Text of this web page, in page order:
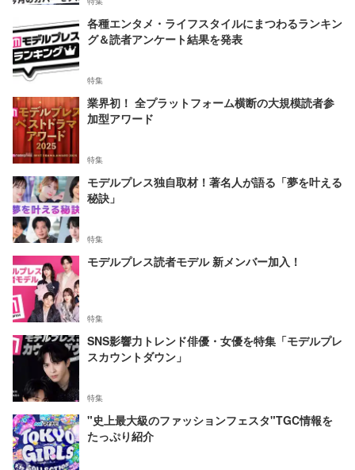
各種エンタメ・ライフスタイルにまつわるランキン
グ＆読者アンケート結果を発表
特集
業界初！ 全プラットフォーム横断の大規模読者参
加型アワード
特集
モデルプレス独自取材！著名人が語る「夢を叶える
秘訣」
特集
モデルプレス読者モデル 新メンバー加入！
特集
SNS影響力トレンド俳優・女優を特集「モデルプレ
スカウントダウン」
特集
"史上最大級のファッションフェスタ"TGC情報を
たっぷり紹介